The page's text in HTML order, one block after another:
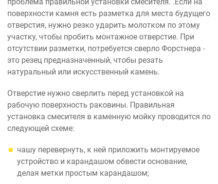
поверхности камня есть разметка для места будущего
отверстия, нужно резко ударить молотком по этому
участку, чтобы пробить монтажное отверстие. При
отсутствии разметки, потребуется сверло Форстнера -
это резец предназначенный, чтобы резать
натуральный или искусственный камень.
Отверстие нужно сверлить перед установкой на
рабочую поверхность раковины. Правильная
установка смесителя в каменную мойку проводится по
следующей схеме:
чашу перевернуть, к ней приложить монтируемое
устройство и карандашом обвести основание,
делая метки простым карандашом;